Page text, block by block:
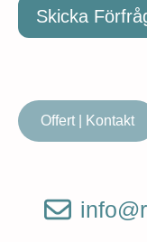
Skicka
Offert | Kontakt